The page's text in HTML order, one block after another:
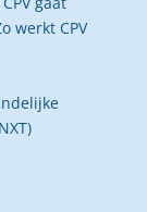
werkt CPV